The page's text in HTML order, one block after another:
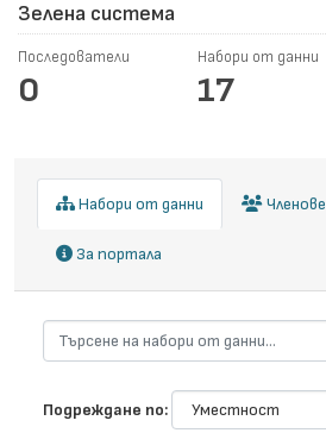
Зелена система
Последователи
0
Набори от данни
17
Набори от данни Членове
За портала
Подреждане по